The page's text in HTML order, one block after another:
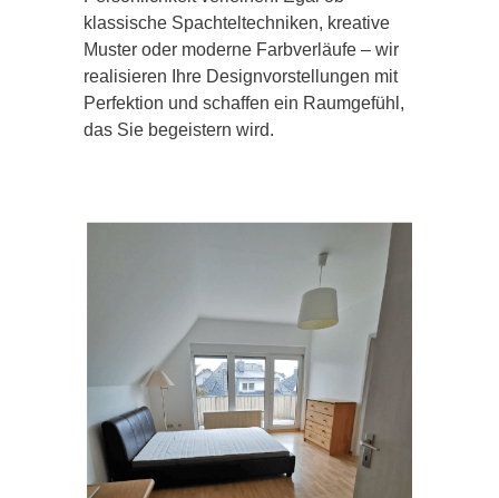
klassische Spachteltechniken, kreative
Muster oder moderne Farbverläufe – wir
realisieren Ihre Designvorstellungen mit
Perfektion und schaffen ein Raumgefühl,
das Sie begeistern wird.